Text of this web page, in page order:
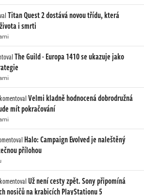
Titan Quest 2 dostává novou třídu, která
i smrti
The Guild - Europa 1410 se ukazuje jako
Velmi kladně hodnocená dobrodružná
mít pokračování
Halo: Campaign Evolved je naleštěný
přílohou
Už není cesty zpět. Sony připomíná
nosičů na krabicích PlayStationu 5